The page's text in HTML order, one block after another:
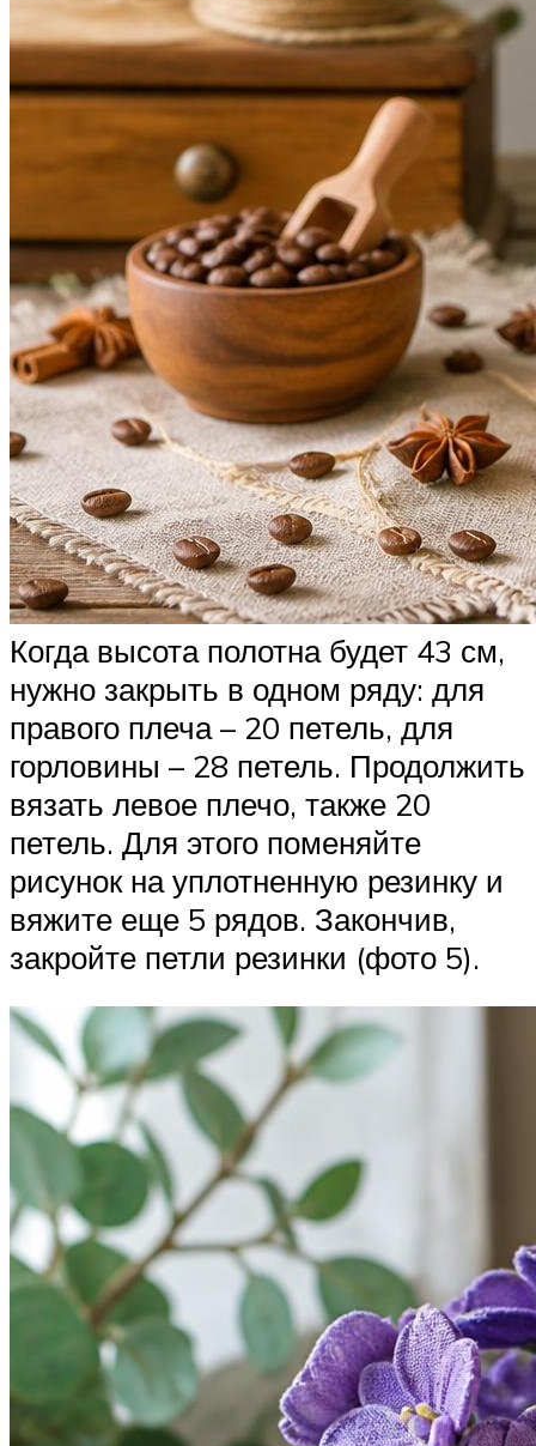
Когда высота полотна будет 43 см,
нужно закрыть в одном ряду: для
правого плеча – 20 петель, для
горловины – 28 петель. Продолжить
вязать левое плечо, также 20
петель. Для этого поменяйте
рисунок на уплотненную резинку и
вяжите еще 5 рядов. Закончив,
закройте петли резинки (фото 5).